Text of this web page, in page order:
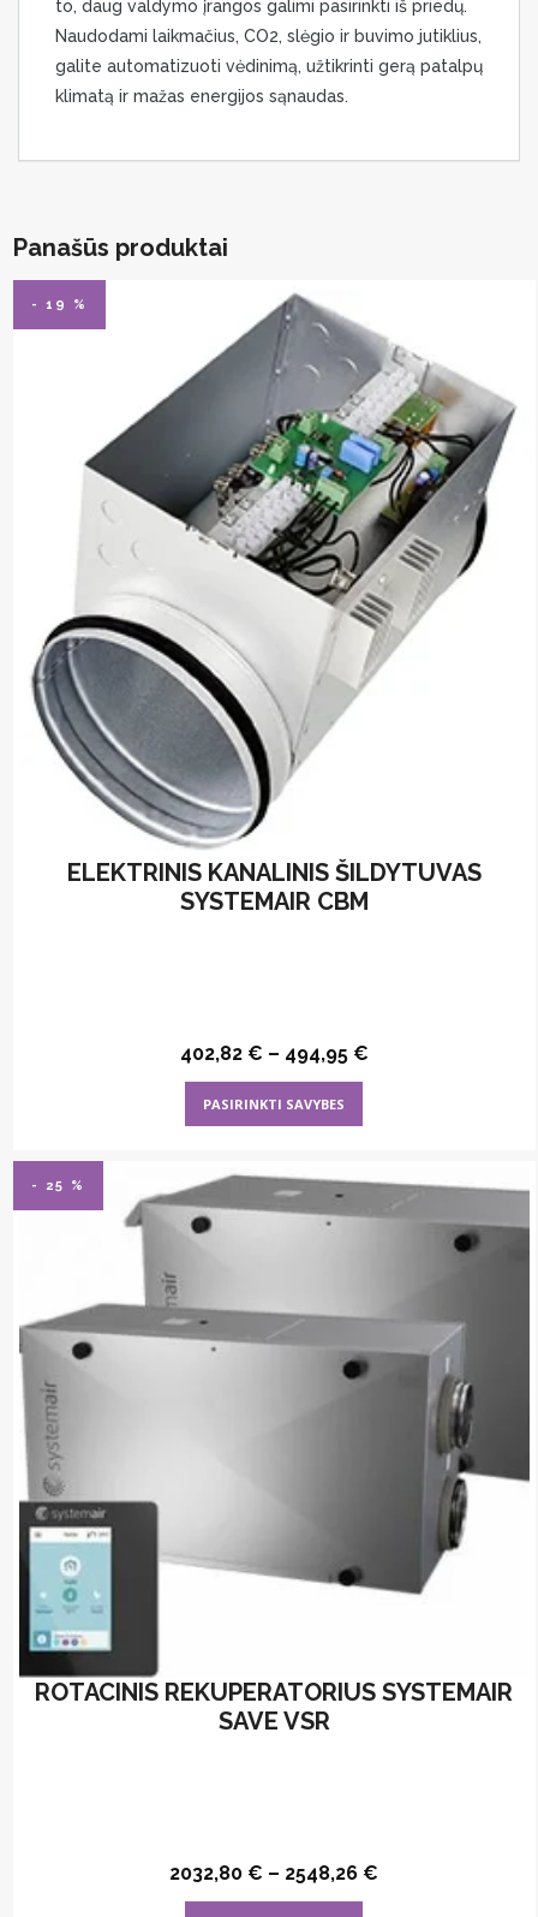
to, daug valdymo įrangos galimi pasirinkti iš priedų.
Naudodami laikmačius, CO2, slėgio ir buvimo jutiklius,
galite automatizuoti vėdinimą, užtikrinti gerą patalpų
klimatą ir mažas energijos sąnaudas.
Panašūs produktai
- 19 %
ELEKTRINIS KANALINIS ŠILDYTUVAS
SYSTEMAIR CBM
402,82 € – 494,95 €
PASIRINKTI SAVYBES
product
multiple
variants.
chosen
- 25 %
ROTACINIS REKUPERATORIUS SYSTEMAIR
SAVE VSR
2032,80 € – 2548,26 €